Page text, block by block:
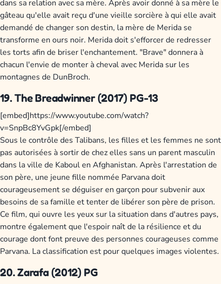
dans sa relation avec sa mère. Après avoir donné à sa mère le
gâteau qu'elle avait reçu d'une vieille sorcière à qui elle avait
demandé de changer son destin, la mère de Merida se
transforme en ours noir. Merida doit s'efforcer de redresser
les torts afin de briser l'enchantement. "Brave" donnera à
chacun l'envie de monter à cheval avec Merida sur les
montagnes de DunBroch.
19. The Breadwinner (2017) PG-13
[embed]https://www.youtube.com/watch?
v=SnpBc8YvGpk[/embed]
Sous le contrôle des Talibans, les filles et les femmes ne sont
pas autorisées à sortir de chez elles sans un parent masculin
dans la ville de Kaboul en Afghanistan. Après l'arrestation de
son père, une jeune fille nommée Parvana doit
courageusement se déguiser en garçon pour subvenir aux
besoins de sa famille et tenter de libérer son père de prison.
Ce film, qui ouvre les yeux sur la situation dans d'autres pays,
montre également que l'espoir naît de la résilience et du
courage dont font preuve des personnes courageuses comme
Parvana. La classification est pour quelques images violentes.
20. Zarafa (2012) PG